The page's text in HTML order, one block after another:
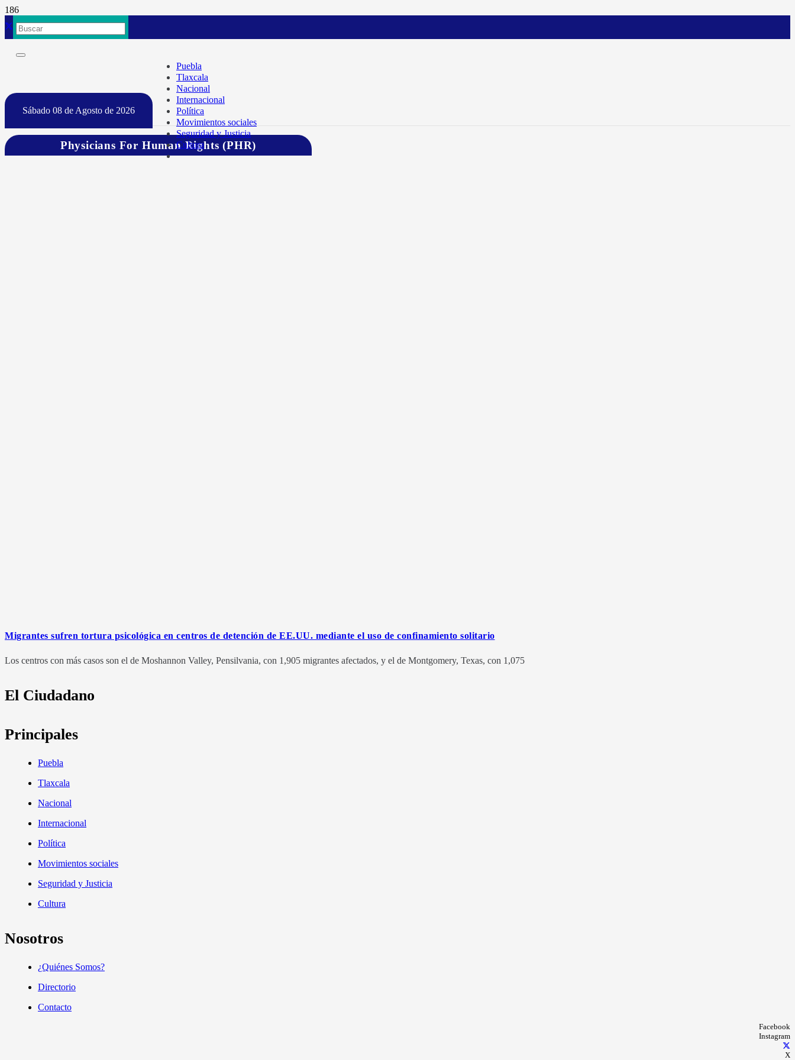
Sábado 08 de Agosto de 2026
Puebla
Tlaxcala
Nacional
Internacional
Política
Movimientos sociales
Seguridad y Justicia
Cultura
Physicians For Human Rights (PHR)
Migrantes sufren tortura psicológica en centros de detención de EE.UU. mediante el uso de confinamiento solitario
Los centros con más casos son el de Moshannon Valley, Pensilvania, con 1,905 migrantes afectados, y el de Montgomery, Texas, con 1,075
El Ciudadano
Principales
Puebla
Tlaxcala
Nacional
Internacional
Política
Movimientos sociales
Seguridad y Justicia
Cultura
Nosotros
¿Quiénes Somos?
Directorio
Contacto
Facebook
Instagram
X